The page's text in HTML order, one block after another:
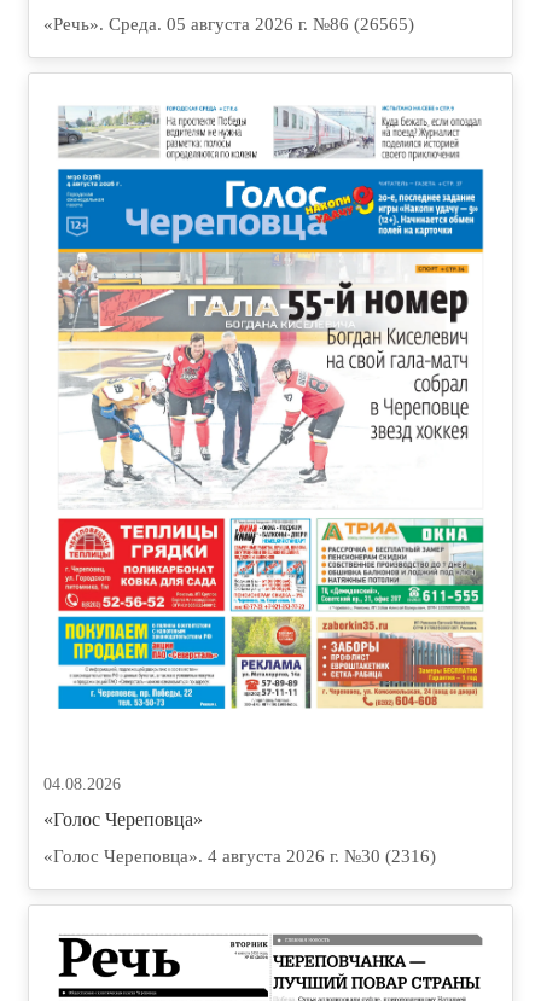
«Речь». Среда. 05 августа 2026 г. №86 (26565)
04.08.2026
«Голос Череповца»
«Голос Череповца». 4 августа 2026 г. №30 (2316)